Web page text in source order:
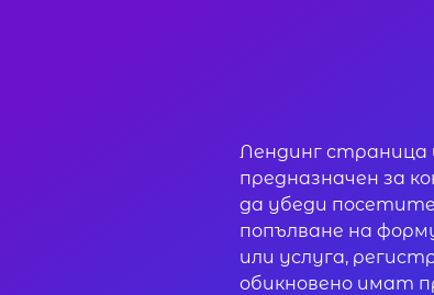
Лендинг страница
предназначен за
да убеди
попълване на
или услуга,
обикновено имат